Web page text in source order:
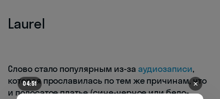
Laurel
Слово стало популярным из-за аудиозаписи,
которая прославилась по тем же причинам, что
и полосатое платье (сине-черное или бело-
04:51 ✕